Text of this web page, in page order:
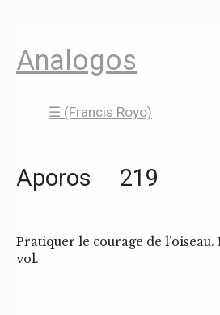
Analogos
☰ (Francis Royo)
Aporos 219
Pratiquer le courage de
vol.